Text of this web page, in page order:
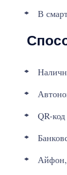
В
QR-
Айфон,